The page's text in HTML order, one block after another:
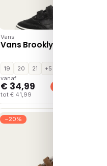
Vans
Vans Brooklyn – Zwart
19 20 21
+5
vanaf
€ 34,99
tot € 41,99
−20%